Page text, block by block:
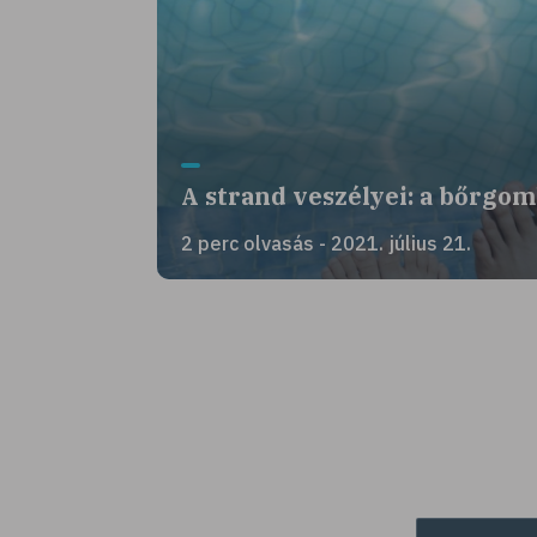
A strand veszélyei: a
2 perc olvasás - 2021. július 21.